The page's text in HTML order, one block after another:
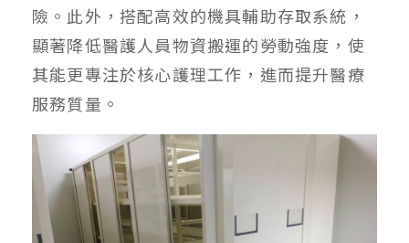
險。此外，搭配高效的機具輔助存取系統，
顯著降低醫護人員物資搬運的勞動強度，使
其能更專注於核心護理工作，進而提升醫療
服務質量。